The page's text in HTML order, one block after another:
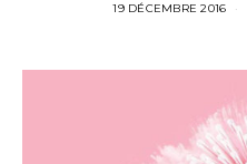
19 DÉCEMBRE 2016